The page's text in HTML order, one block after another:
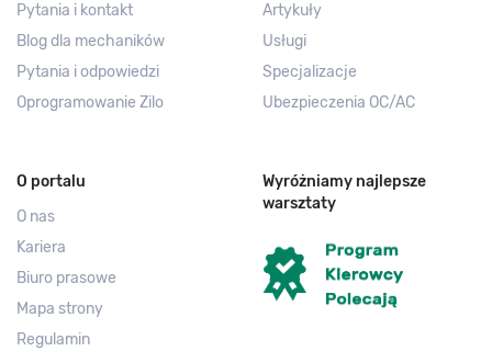
Pytania i kontakt
Blog dla mechaników
Pytania i odpowiedzi
Oprogramowanie Zilo
Artykuły
Usługi
Specjalizacje
Ubezpieczenia OC/AC
O portalu
O nas
Kariera
Biuro prasowe
Mapa strony
Regulamin
Wyróżniamy najlepsze
warsztaty